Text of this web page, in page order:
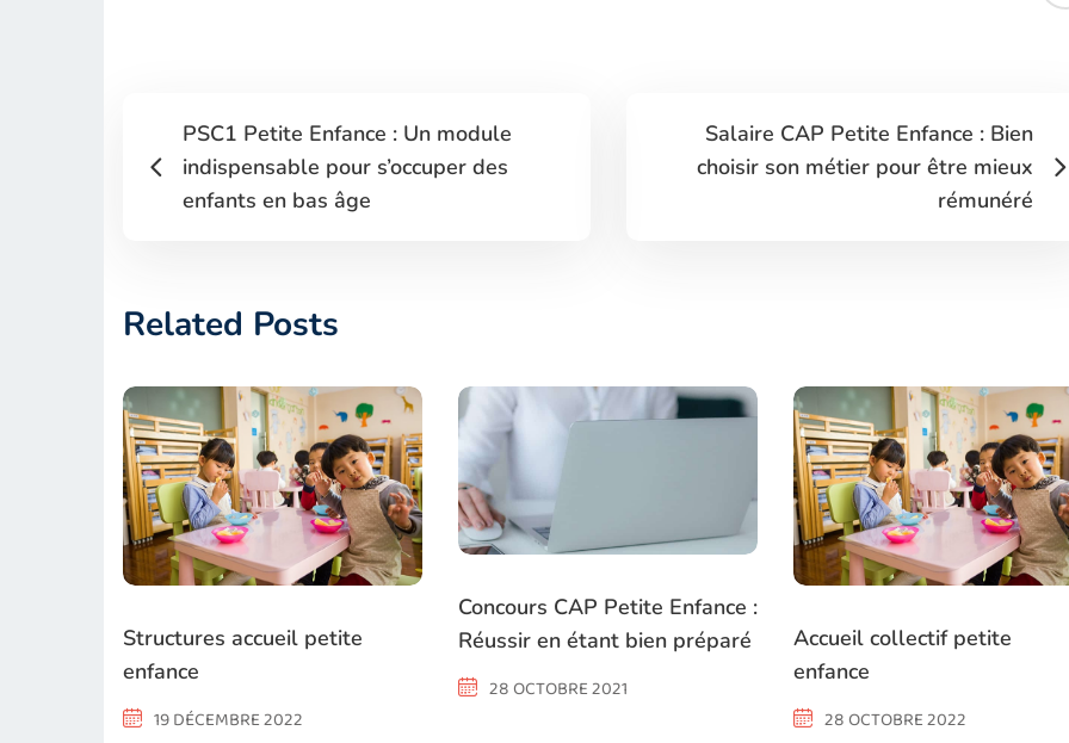
PSC1 Petite Enfance : Un module
indispensable pour s’occuper des
enfants en bas âge
Salaire CAP Petite Enfance : Bien
choisir son métier pour être mieux
rémunéré
Related Posts
Structures accueil petite
enfance
19 DÉCEMBRE 2022
Concours CAP Petite Enfance :
Réussir en étant bien préparé
28 OCTOBRE 2021
Accueil collectif petite
enfance
28 OCTOBRE 2022